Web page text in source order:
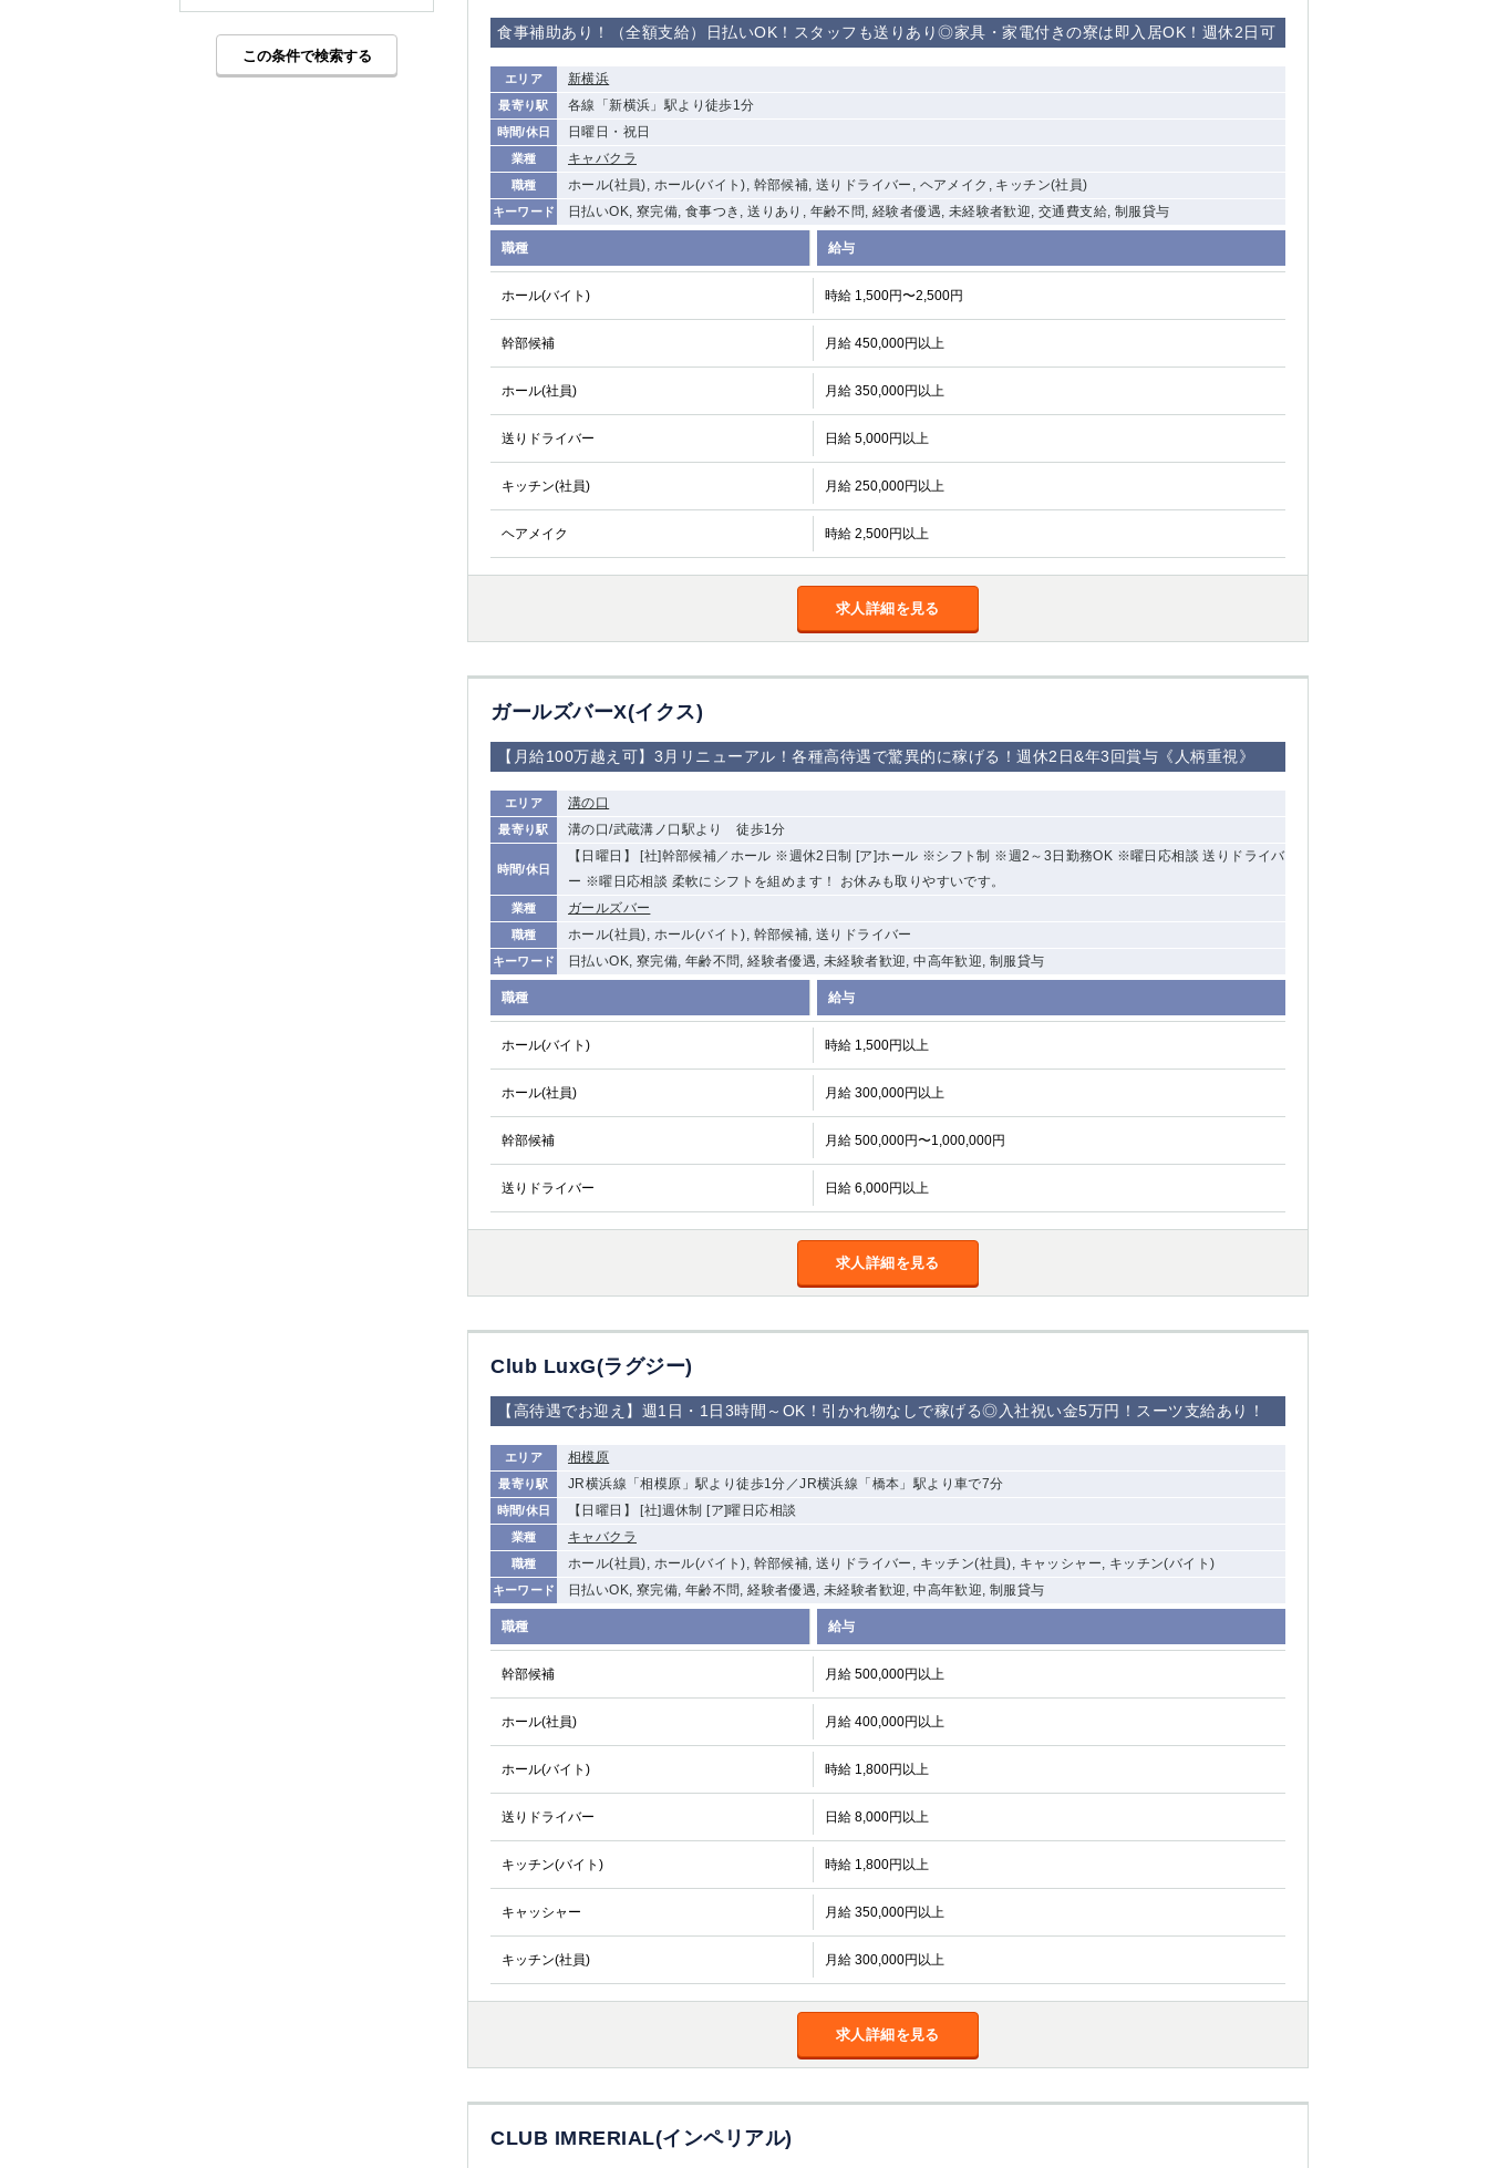
食事補助あり！（全額支給）日払いOK！スタッフも送りあり◎家具・家電付きの寮は即入居OK！週休2日可
エリア 新横浜
最寄り駅 各線「新横浜」駅より徒歩1分
時間/休日 日曜日・祝日
業種 キャバクラ
職種 ホール(社員), ホール(バイト), 幹部候補, 送りドライバー, ヘアメイク, キッチン(社員)
キーワード 日払いOK, 寮完備, 食事つき, 送りあり, 年齢不問, 経験者優遇, 未経験者歓迎, 交通費支給, 制服貸与
職種 給与
ホール(バイト) 時給 1,500円〜2,500円
幹部候補 月給 450,000円以上
ホール(社員) 月給 350,000円以上
送りドライバー 日給 5,000円以上
キッチン(社員) 月給 250,000円以上
ヘアメイク 時給 2,500円以上
求人詳細を見る
ガールズバーX(イクス)
【月給100万越え可】3月リニューアル！各種高待遇で驚異的に稼げる！週休2日&年3回賞与《人柄重視》
エリア 溝の口
最寄り駅 溝の口/武蔵溝ノ口駅より 徒歩1分
時間/休日
【日曜日】 [社]幹部候補／ホール ※週休2日制 [ア]ホール ※シフト制 ※週2～3日勤務OK ※曜日応相談 送りドライバ
ー ※曜日応相談 柔軟にシフトを組めます！ お休みも取りやすいです。
業種 ガールズバー
職種 ホール(社員), ホール(バイト), 幹部候補, 送りドライバー
キーワード 日払いOK, 寮完備, 年齢不問, 経験者優遇, 未経験者歓迎, 中高年歓迎, 制服貸与
職種 給与
ホール(バイト) 時給 1,500円以上
ホール(社員) 月給 300,000円以上
幹部候補 月給 500,000円〜1,000,000円
送りドライバー 日給 6,000円以上
求人詳細を見る
Club LuxG(ラグジー)
【高待遇でお迎え】週1日・1日3時間～OK！引かれ物なしで稼げる◎入社祝い金5万円！スーツ支給あり！
エリア 相模原
最寄り駅 JR横浜線「相模原」駅より徒歩1分／JR横浜線「橋本」駅より車で7分
時間/休日 【日曜日】 [社]週休制 [ア]曜日応相談
業種 キャバクラ
職種 ホール(社員), ホール(バイト), 幹部候補, 送りドライバー, キッチン(社員), キャッシャー, キッチン(バイト)
キーワード 日払いOK, 寮完備, 年齢不問, 経験者優遇, 未経験者歓迎, 中高年歓迎, 制服貸与
職種 給与
幹部候補 月給 500,000円以上
ホール(社員) 月給 400,000円以上
ホール(バイト) 時給 1,800円以上
送りドライバー 日給 8,000円以上
キッチン(バイト) 時給 1,800円以上
キャッシャー 月給 350,000円以上
キッチン(社員) 月給 300,000円以上
求人詳細を見る
CLUB IMRERIAL(インペリアル)
この条件で検索する